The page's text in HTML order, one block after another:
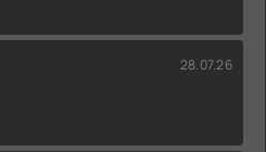
28.07.26